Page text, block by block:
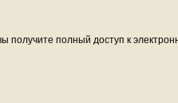
получите полный доступ к